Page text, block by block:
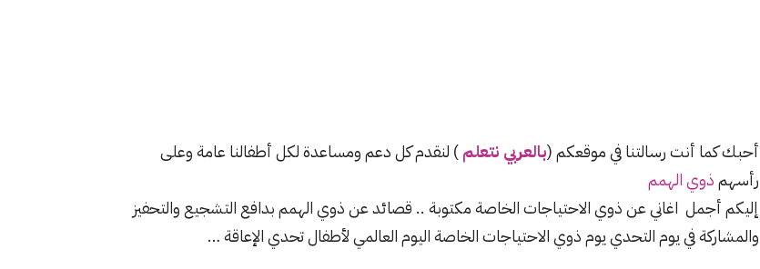
أحبك كما أنت رسالتنا في موقعكم (بالعربي نتعلم) لنقدم كل دعم ومساعدة لكل أطفالنا عامة وعلى
رأسهمذوي الهمم
إليكم أجمل اغاني عن ذوي الاحتياجات الخاصة مكتوبة .. قصائد عن ذوي الهمم بدافع التشجيع والتحفيز
والمشاركة في يوم التحدي يوم ذوي الاحتياجات الخاصة اليوم العالمي لأطفال تحدي الإعاقة …